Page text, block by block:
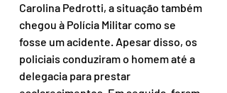
Carolina Pedrotti, a situação também
chegou à Polícia Militar como se
fosse um acidente. Apesar disso, os
policiais conduziram o homem até a
delegacia para prestar